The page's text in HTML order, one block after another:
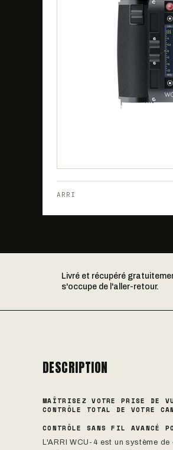
ARRI
Livré et récupéré
s'occupe de l'aller-retour.
DESCRIPTION
MAÎTRISEZ VOTRE PRISE DE
CONTRÔLE TOTAL DE VOTRE
CONTRÔLE SANS FIL AVANCÉ
L'ARRI WCU-4 est un système